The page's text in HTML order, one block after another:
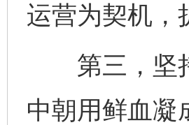
运营为契机，
第三，坚持
中朝用鲜血凝